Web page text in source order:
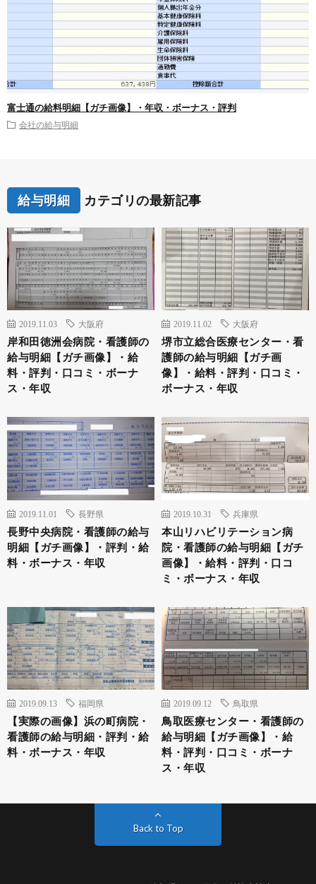
富士通の給料明細【ガチ画像】・年収・ボーナス・評判
会社の給与明細
給与明細 カテゴリの最新記事
2019.11.03 大阪府
岸和田徳洲会病院・看護師の
給与明細【ガチ画像】・給
料・評判・口コミ・ボーナ
ス・年収
2019.11.02 大阪府
堺市立総合医療センター・看
護師の給与明細【ガチ画
像】・給料・評判・口コミ・
ボーナス・年収
2019.11.01 長野県
長野中央病院・看護師の給与
明細【ガチ画像】・評判・給
料・ボーナス・年収
2019.10.31 兵庫県
本山リハビリテーション病
院・看護師の給与明細【ガチ
画像】・給料・評判・口コ
ミ・ボーナス・年収
2019.09.13 福岡県
【実際の画像】浜の町病院・
看護師の給与明細・評判・給
料・ボーナス・年収
2019.09.12 鳥取県
鳥取医療センター・看護師の
給与明細【ガチ画像】・給
料・評判・口コミ・ボーナ
ス・年収
Back to Top